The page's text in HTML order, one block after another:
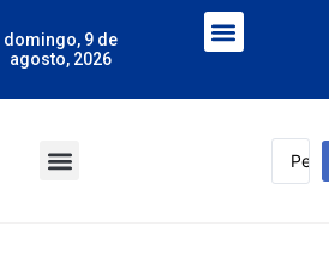
domingo, 9 de
agosto, 2026